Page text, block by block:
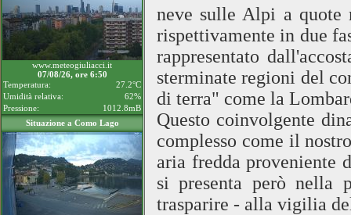
www.meteogiuliacci.it
07/08/26, ore 6:50
Temperatura:
27.2°C
Umidità relativa:
62%
Pressione:
1012.8mB
Situazione a Como Lago
neve sulle Alpi a quote
rispettivamente in due
rappresentato
sterminate regioni del
di terra" come la
Questo coinvolgente
complesso come il
aria fredda proveniente
si presenta però nella
trasparire - alla vigilia